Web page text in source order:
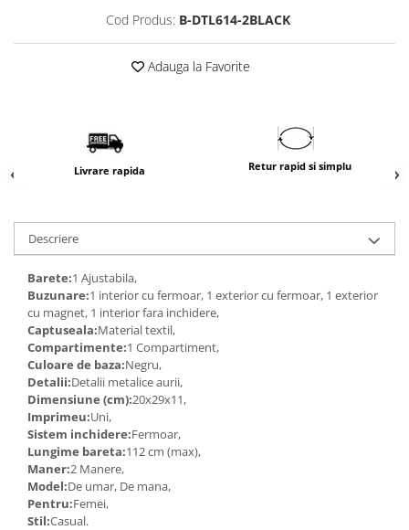
Cod Produs: B-DTL614-2BLACK
Adauga la Favorite
Livrare rapida Retur rapid si simplu
Descriere
Barete:1 Ajustabila,
Buzunare:1 interior cu fermoar, 1 exterior cu fermoar, 1 exterior
cu magnet, 1 interior fara inchidere,
Captuseala:Material textil,
Compartimente:1 Compartiment,
Culoare de baza:Negru,
Detalii:Detalii metalice aurii,
Dimensiune (cm):20x29x11,
Imprimeu:Uni,
Sistem inchidere:Fermoar,
Lungime bareta:112 cm (max),
Maner:2 Manere,
Model:De umar, De mana,
Pentru:Femei,
Stil:Casual.